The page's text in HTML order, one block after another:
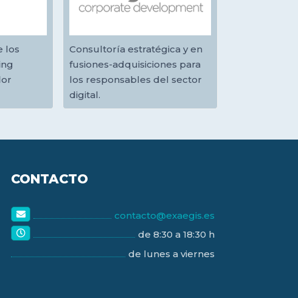
los
Consultoría estratégica y en
fusiones-adquisiciones para
los responsables del sector
digital.
CONTACTO
contacto@exaegis.es
de 8:30 a 18:30 h
de lunes a viernes